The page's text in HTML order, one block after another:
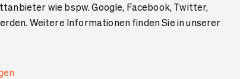
wie bspw. Google, Facebook, Twitter,
Weitere Informationen finden Sie in unserer